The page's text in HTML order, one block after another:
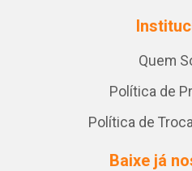
Quem
Política de
Política de
Baixe já